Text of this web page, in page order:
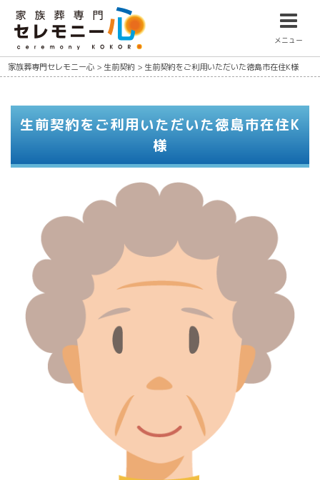
メニュー
家族葬専門セレモニー心 > 生前契約 > 生前契約をご利用いただいた徳島市在住K様
生前契約をご利用いただいた徳島市在住K
様